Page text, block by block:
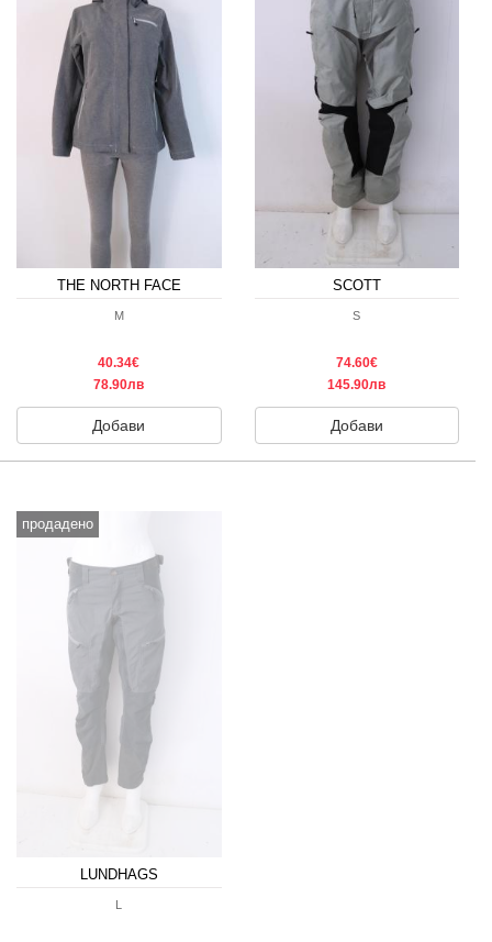
THE NORTH FACE
M
40.34€
78.90лв
Добави
SCOTT
S
74.60€
145.90лв
Добави
продадено
LUNDHAGS
L